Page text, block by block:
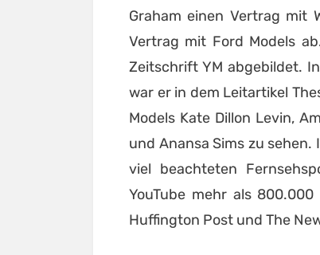
Graham einen Vertrag mit
Vertrag mit Ford Models
Zeitschrift YM abgebildet.
war er in dem Leitartikel
Models Kate Dillon Levin,
und Anansa Sims zu
viel beachteten
YouTube mehr als
Huffington Post und The